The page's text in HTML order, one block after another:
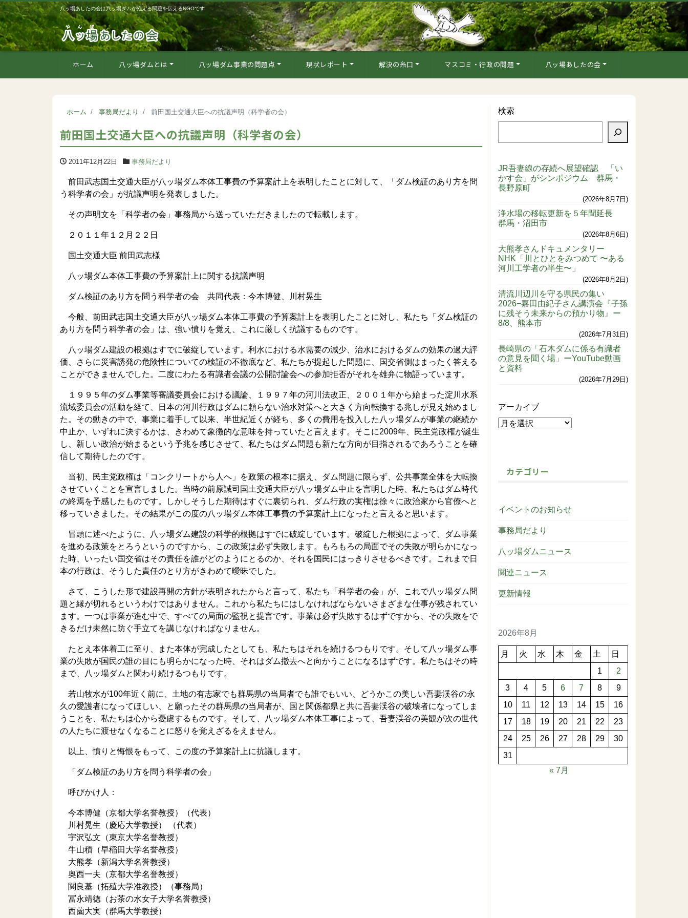
八ッ場あしたの会は八ッ場ダムが抱える問題を伝えるNGOです
ホーム 八ッ場ダムとは 八ッ場ダム事業の問題点 現状レポート 解決の糸口 マスコミ・行政の問題 八ッ場あしたの会
ホーム 事務局だより 前田国土交通大臣への抗議声明（科学者の会）
前田国土交通大臣への抗議声明（科学者の会）
2011年12月22日 事務局だより
前田武志国土交通大臣が八ッ場ダム本体工事費の予算案計上を表明したことに対して、「ダム検証のあり方を問
う科学者の会」が抗議声明を発表しました。
その声明文を「科学者の会」事務局から送っていただきましたので転載します。
２０１１年１２月２２日
国土交通大臣 前田武志様
八ッ場ダム本体工事費の予算案計上に関する抗議声明
ダム検証のあり方を問う科学者の会 共同代表：今本博健、川村晃生
今般、前田武志国土交通大臣が八ッ場ダム本体工事費の予算案計上を表明したことに対し、私たち「ダム検証の
あり方を問う科学者の会」は、強い憤りを覚え、これに厳しく抗議するものです。
八ッ場ダム建設の根拠はすでに破綻しています。利水における水需要の減少、治水におけるダムの効果の過大評
価、さらに災害誘発の危険性についての検証の不徹底など、私たちが提起した問題に、国交省側はまったく答える
ことができませんでした。二度にわたる有識者会議の公開討論会への参加拒否がそれを雄弁に物語っています。
１９９５年のダム事業等審議委員会における議論、１９９７年の河川法改正、２００１年から始まった淀川水系
流域委員会の活動を経て、日本の河川行政はダムに頼らない治水対策へと大きく方向転換する兆しが見え始めまし
た。その動きの中で、事業に着手して以来、半世紀近くが経ち、多くの費用を投入した八ッ場ダムが事業の継続か
中止か、いずれに決するかは、きわめて象徴的な意味を持っていたと言えます。そこに2009年、民主党政権が誕生
し、新しい政治が始まるという予兆を感じさせて、私たちはダム問題も新たな方向が目指されるであろうことを確
信して期待したのです。
当初、民主党政権は「コンクリートから人へ」を政策の根本に据え、ダム問題に限らず、公共事業全体を大転換
させていくことを宣言しました。当時の前原誠司国土交通大臣が八ッ場ダム中止を言明した時、私たちはダム時代
の終焉を予感したものです。しかしそうした期待はすぐに裏切られ、ダム行政の実権は徐々に政治家から官僚へと
移っていきました。その結果がこの度の八ッ場ダム本体工事費の予算案計上になったと言えると思います。
冒頭に述べたように、八ッ場ダム建設の科学的根拠はすでに破綻しています。破綻した根拠によって、ダム事業
を進める政策をとろうというのですから、この政策は必ず失敗します。もろもろの局面でその失敗が明らかになっ
た時、いったい国交省はその責任を誰がどのようにとるのか、それを国民にはっきりさせるべきです。これまで日
本の行政は、そうした責任のとり方がきわめて曖昧でした。
さて、こうした形で建設再開の方針が表明されたからと言って、私たち「科学者の会」が、これで八ッ場ダム問
題と縁が切れるというわけではありません。これから私たちにはしなければならないさまざまな仕事が残されてい
ます。一つは事業が進む中で、すべての局面の監視と提言です。事業は必ず失敗するはずですから、その失敗をで
きるだけ未然に防ぐ手立てを講じなければなりません。
たとえ本体着工に至り、また本体が完成したとしても、私たちはそれを続けるつもりです。そして八ッ場ダム事
業の失敗が国民の誰の目にも明らかになった時、それはダム撤去へと向かうことになるはずです。私たちはその時
まで、八ッ場ダムと関わり続けるつもりです。
若山牧水が100年近く前に、土地の有志家でも群馬県の当局者でも誰でもいい、どうかこの美しい吾妻渓谷の永
久の愛護者になってほしい、と願ったその群馬県の当局者が、国と関係都県と共に吾妻渓谷の破壊者になってしま
うことを、私たちは心から憂慮するものです。そして、八ッ場ダム本体工事によって、吾妻渓谷の美観が次の世代
の人たちに渡せなくなることに怒りを覚えざるをえません。
以上、憤りと悔恨をもって、この度の予算案計上に抗議します。
「ダム検証のあり方を問う科学者の会」
呼びかけ人：
今本博健（京都大学名誉教授）（代表）
川村晃生（慶応大学教授） （代表）
宇沢弘文（東京大学名誉教授）
牛山積（早稲田大学名誉教授）
大熊孝（新潟大学名誉教授）
奥西一夫（京都大学名誉教授）
関良基（拓殖大学准教授）（事務局）
冨永靖徳（お茶の水女子大学名誉教授）
西薗大実（群馬大学教授）
検索
JR吾妻線の存続へ展望確認 「い
かす会」がシンポジウム 群馬・
長野原町
2026年8月7日
浄水場の移転更新を５年間延長
群馬・沼田市
2026年8月6日
大熊孝さんドキュメンタリー
NHK「川とひとをみつめて 〜ある
河川工学者の半生〜」
2026年8月2日
清流川辺川を守る県民の集い
2026−嘉田由紀子さん講演会『子孫
に残そう未来からの預かり物』ー
8/8、熊本市
2026年7月31日
長崎県の「石木ダムに係る有識者
の意見を聞く場」ーYouTube動画
と資料
2026年7月29日
アーカイブ
カテゴリー
イベントのお知らせ
事務局だより
八ッ場ダムニュース
関連ニュース
更新情報
2026年8月
月 火 水 木 金 土
日
1
2
3
4 5 6 7 8
9
10
11 12 13 14 15
16
17
18 19 20 21 22
23
24
25 26 27 28 29
30
31
« 7月